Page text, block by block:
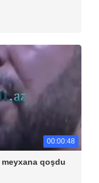
00:00:48
meyxana qoşdu